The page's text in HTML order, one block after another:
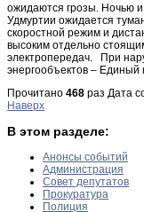
ожидаются грозы. Ночью
Удмуртии ожидается
скоростной режим и
высоким отдельно
электропередач. При
энергообъектов – Единый
Прочитано 468 раз Дата
Наверх
В этом разделе:
Анонсы событий
Администрация
Совет депутатов
Прокуратура
Полиция